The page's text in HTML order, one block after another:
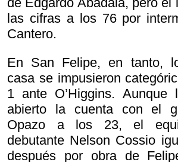
las cifras a los 76 por
Cantero.
En San Felipe, en tanto,
casa se impusieron
1 ante O’Higgins. Aunque
abierto la cuenta con el
Opazo a los 23, el
debutante Nelson Cossio
después por obra de